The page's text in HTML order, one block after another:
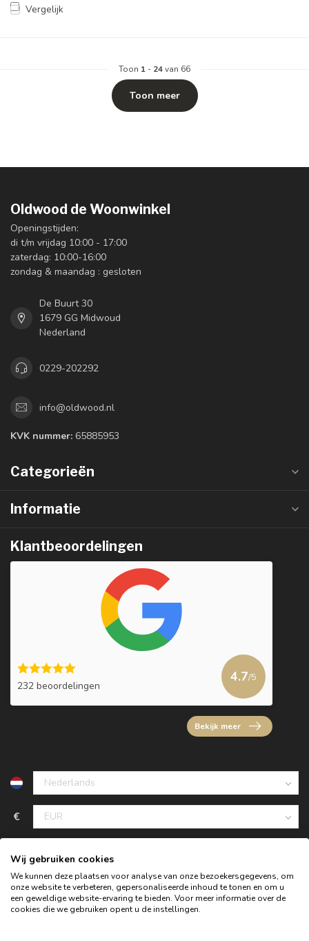
Vergelijk
Toon 1 - 24van 66
Toon meer
Oldwood de Woonwinkel
Openingstijden:
di t/m vrijdag 10:00 - 17:00
zaterdag: 10:00-16:00
zondag & maandag : gesloten
De Buurt 30
1679 GG Midwoud
Nederland
0229-202292
info@oldwood.nl
KVK nummer: 65885953
Categorieën
Informatie
Klantbeoordelingen
232 beoordelingen
4.7/5
Bekijk meer
€
Wij gebruiken cookies
We kunnen deze plaatsen voor analyse van onze bezoekersgegevens, om
onze website te verbeteren, gepersonaliseerde inhoud te tonen en om u
een geweldige website-ervaring te bieden. Voor meer informatie over de
cookies die we gebruiken opent u de instellingen.